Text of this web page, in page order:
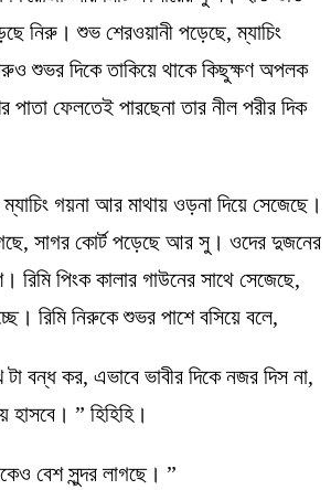
নিরু। শুভ শেরওয়ানী পড়েছে, ম্যাচিং
শুভর দিকে তাকিয়ে থাকে কিছুক্ষণ অপলক
পাতা ফেলতেই পারছেনা তার নীল পরীর দিক
গয়না আর মাথায় ওড়না দিয়ে সেজেছে।
সাগর কোর্ট পড়েছে আর সু। ওদের দুজনের
রিমি পিংক কালার গাউনের সাথে সেজেছে,
রিমি নিরুকে শুভর পাশে বসিয়ে বলে,
বন্ধ কর, এভাবে ভাবীর দিকে নজর দিস না,
হাসবে। ” হিহিহি।
বেশ সুন্দর লাগছে। ”